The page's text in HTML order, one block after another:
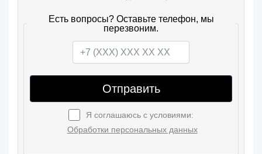
Есть вопросы? Оставьте телефон, мы
перезвоним.
Отправить
Я соглашаюсь с условиями:
Обработки персональных данных